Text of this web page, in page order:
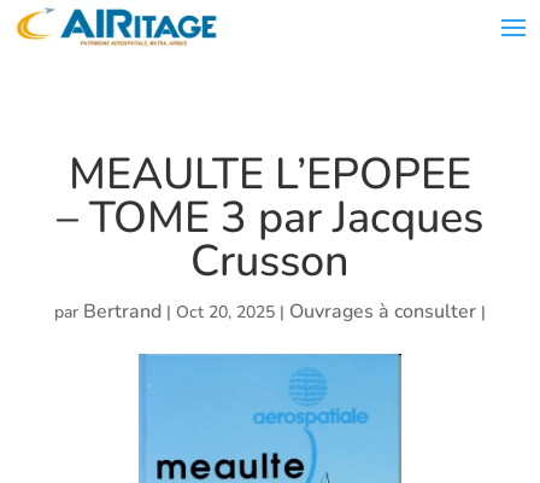
MEAULTE L’EPOPEE
– TOME 3 par Jacques
Crusson
par Bertrand| Oct 20, 2025| Ouvrages à consulter|